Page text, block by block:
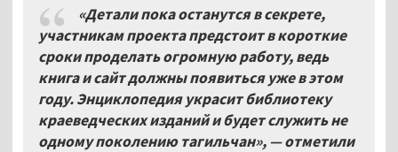
«Детали пока останутся в секрете,
участникам проекта предстоит в короткие
сроки проделать огромную работу, ведь
книга и сайт должны появиться уже в этом
году. Энциклопедия украсит библиотеку
краеведческих изданий и будет служить не
одному поколению тагильчан», — отметили